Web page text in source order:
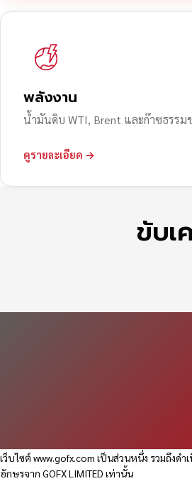
พลังงาน
น้ำมันดิบ WTI, Brent และก๊าซธรรม
ดูรายละเอียด →
ขับเ
เว็บไซต์www.gofx.com เป็นส่วนหนึ่ง รวมถึงดำ
อักษรจาก GOFX LIMITED เท่านั้น